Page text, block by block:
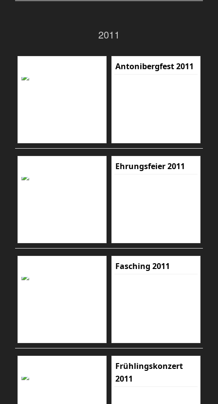
2011
Antonibergfest 2011
Ehrungsfeier 2011
Fasching 2011
Frühlingskonzert
2011